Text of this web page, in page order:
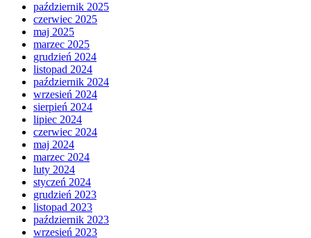
październik 2025
czerwiec 2025
maj 2025
marzec 2025
grudzień 2024
listopad 2024
październik 2024
wrzesień 2024
sierpień 2024
lipiec 2024
czerwiec 2024
maj 2024
marzec 2024
luty 2024
styczeń 2024
grudzień 2023
listopad 2023
październik 2023
wrzesień 2023